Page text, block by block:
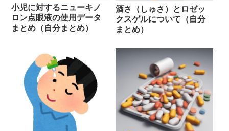
小児に対するニューキノ
ロン点眼液の使用データ
まとめ（自分まとめ）
酒さ（しゅさ）とロゼッ
クスゲルについて（自分
まとめ）